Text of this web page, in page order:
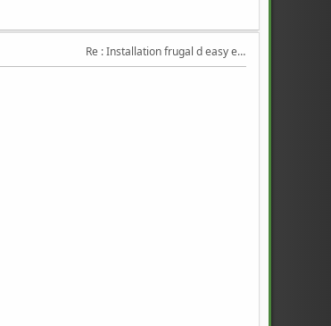
Re : Installation frugal d easy et triton